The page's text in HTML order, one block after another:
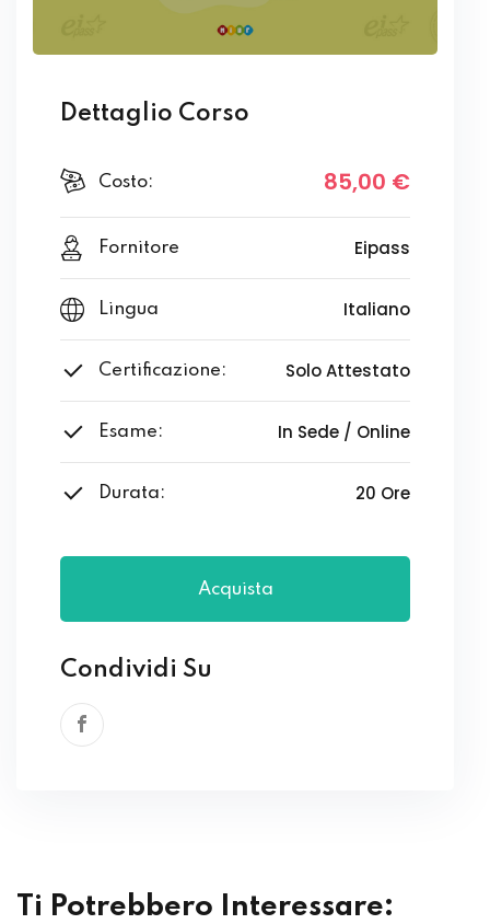
Dettaglio Corso
Costo: 85,00 €
Fornitore Eipass
Lingua Italiano
Certificazione: Solo Attestato
Esame: In Sede / Online
Durata: 20 Ore
Acquista
Condividi Su
Ti Potrebbero Interessare: